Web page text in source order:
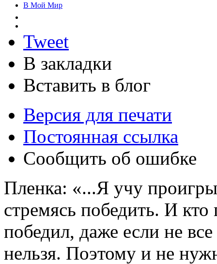
В Мой Мир
Tweet
В закладки
Вставить в блог
Версия для печати
Постоянная ссылка
Сообщить об ошибке
Пленка: «...Я учу
стремясь победить. И
победил, даже если не
нельзя. Поэтому и не